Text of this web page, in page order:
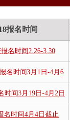
报名时间
名时间2.26-3.30
名时间3月1日-4月6
时间3月19日-4月2日
名时间4月4日截止